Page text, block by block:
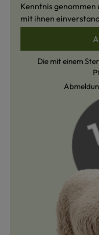
Kenntnis genommen
mit ihnen
Die mit einem